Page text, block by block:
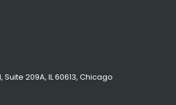
Suite 209A, IL 60613, Chicago